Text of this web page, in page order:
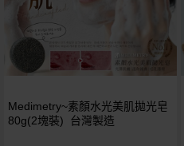
Medimetry~素顏水光美肌拋光皂
80g(2塊裝) 台灣製造